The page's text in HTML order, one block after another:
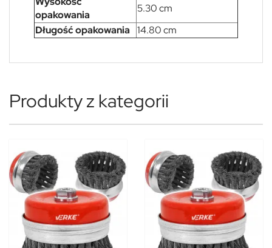
opakowania
5.30 cm
Długość opakowania
14.80 cm
Produkty z kategorii